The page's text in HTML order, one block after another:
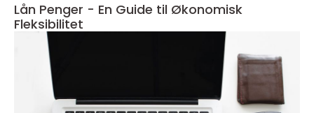
Lån Penger - En Guide til Økonomisk
Fleksibilitet